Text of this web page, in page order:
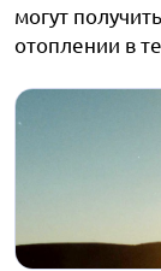
могут
отоплении в